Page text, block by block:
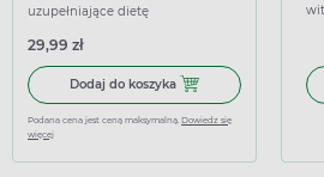
uzupełniające dietę
29,99 zł
Dodaj do koszyka Dodaj do koszyka
Podana cena jest ceną maksymalną. Dowiedz się
więcej